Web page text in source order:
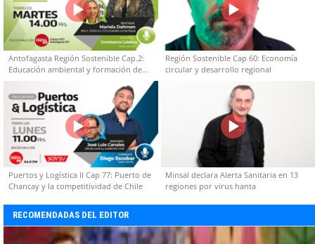
Antofagasta Región Sostenible Cap.2:
Educación ambiental y formación de
capacidades técnicas
Región Sostenible Cap 60: Economía
circular y desarrollo regional
Puertos y Logística II Cap 77: Puerto de
Chancay y la competitividad de Chile
Minsal declara Alerta Sanitaria en 13
regiones por virus hanta
RECOMENDADAS DEL EDITOR